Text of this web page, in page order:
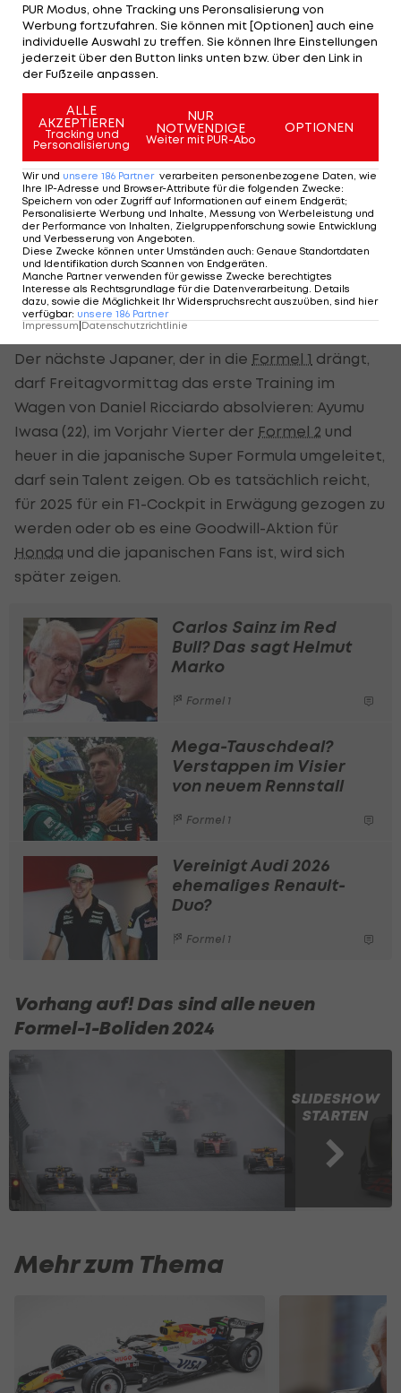
Insgesamt holten Japaner vom ersten F1-Piloten
Hiroshi Fushida (1976) bisYuki Tsunoda(seit 2021)
nur 192 WM-Zähler.
Iwasa will seine Chance nützen
Der 23-jährige Red-Bull- und
Tsunoda, der zuletzt in Melbourne die ersten
Saisonpunkte für die Racing Bulls einfuhr, ist der
Lokalmatador am Wochenende mit großen
Ambitionen. Beeindrucken muss er über die Saison
nicht nur seine Landsleute, sondern auch die Bosse
bei Red Bull, will er ein Anwärter auf eine
Beförderung für 2025 werden.
Der nächste Japaner, der in die Formel 1 drängt,
darf Freitagvormittag das erste Training im
Wagen von Daniel Ricciardo absolvieren: Ayumu
Iwasa (22), im Vorjahr Vierter der Formel 2 und
heuer in die japanische Super Formula umgeleitet,
darf sein Talent zeigen. Ob es tatsächlich reicht,
für 2025 für ein F1-Cockpit in Erwägung gezogen zu
werden oder ob es eine Goodwill-Aktion für
Honda und die japanischen Fans ist, wird sich
später zeigen.
Carlos Sainz im Red
Bull? Das sagt Helmut
Marko
Formel 1
Mega-Tauschdeal?
Verstappen im Visier
von neuem Rennstall
Formel 1
Vereinigt Audi 2026
ehemaliges Renault-
Duo?
Formel 1
Vorhang auf! Das sind alle neuen
Formel-1-Boliden 2024
SLIDESHOW
STARTEN
Mehr zum Thema
PUR Modus, ohne Tracking uns Peronsalisierung von
Werbung fortzufahren. Sie können mit [Optionen] auch eine
individuelle Auswahl zu treffen. Sie können Ihre Einstellungen
jederzeit über den Button links unten bzw. über den Link in
der Fußzeile anpassen.
ALLE
AKZEPTIEREN
Tracking und
Personalisierung
NUR
NOTWENDIGE
Weiter mit PUR-Abo
OPTIONEN
Wir und unsere 186 Partner verarbeiten personenbezogene Daten, wie
Ihre IP-Adresse und Browser-Attribute für die folgenden Zwecke:
Speichern von oder Zugriff auf Informationen auf einem Endgerät;
Personalisierte Werbung und Inhalte, Messung von Werbeleistung und
der Performance von Inhalten, Zielgruppenforschung sowie Entwicklung
und Verbesserung von Angeboten
Diese Zwecke können unter Umständen auch: Genaue Standortdaten
und Identifikation durch Scannen von Endgeräten
Manche Partner verwenden für gewisse Zwecke berechtigtes
Interesse als Rechtsgrundlage für die Datenverarbeitung. Details
dazu, sowie die Möglichkeit Ihr Widerspruchsrecht auszuüben, sind hier
verfügbar: unsere 186 Partner
Impressum|Datenschutzrichtlinie